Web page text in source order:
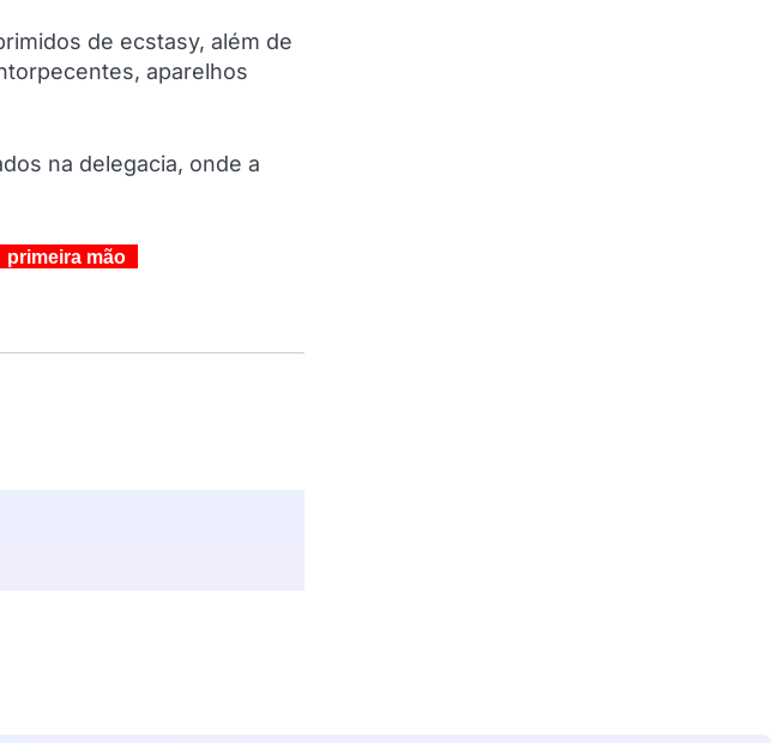
de ecstasy, além de
aparelhos
na delegacia, onde a
mão